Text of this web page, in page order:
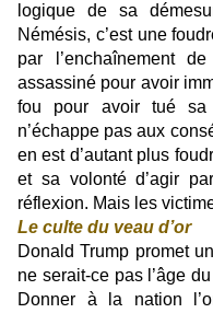
logique de sa
Némésis, c’est une
par l’enchaînement
assassiné pour avoir
fou pour avoir tué
n’échappe pas aux
en est d’autant plus
et sa volonté d’agir
réflexion. Mais les
Le culte du veau d’or
Donald Trump promet
ne serait-ce pas l’âge
Donner à la nation